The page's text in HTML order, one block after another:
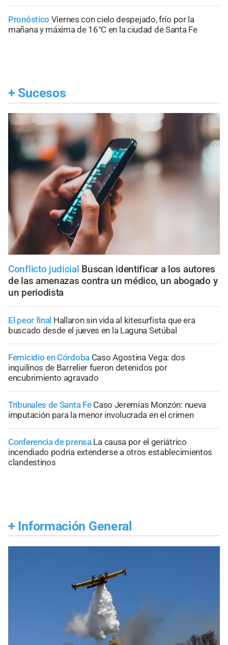
Pronóstico Viernes con cielo despejado, frío por la
mañana y máxima de 16°C en la ciudad de Santa Fe
+ Sucesos
Conflicto judicial Buscan identificar a los autores
de las amenazas contra un médico, un abogado y
un periodista
El peor final Hallaron sin vida al kitesurfista que era
buscado desde el jueves en la Laguna Setúbal
Femicidio en Córdoba Caso Agostina Vega: dos
inquilinos de Barrelier fueron detenidos por
encubrimiento agravado
Tribunales de Santa Fe Caso Jeremías Monzón: nueva
imputación para la menor involucrada en el crimen
Conferencia de prensa La causa por el geriátrico
incendiado podría extenderse a otros establecimientos
clandestinos
+ Información General